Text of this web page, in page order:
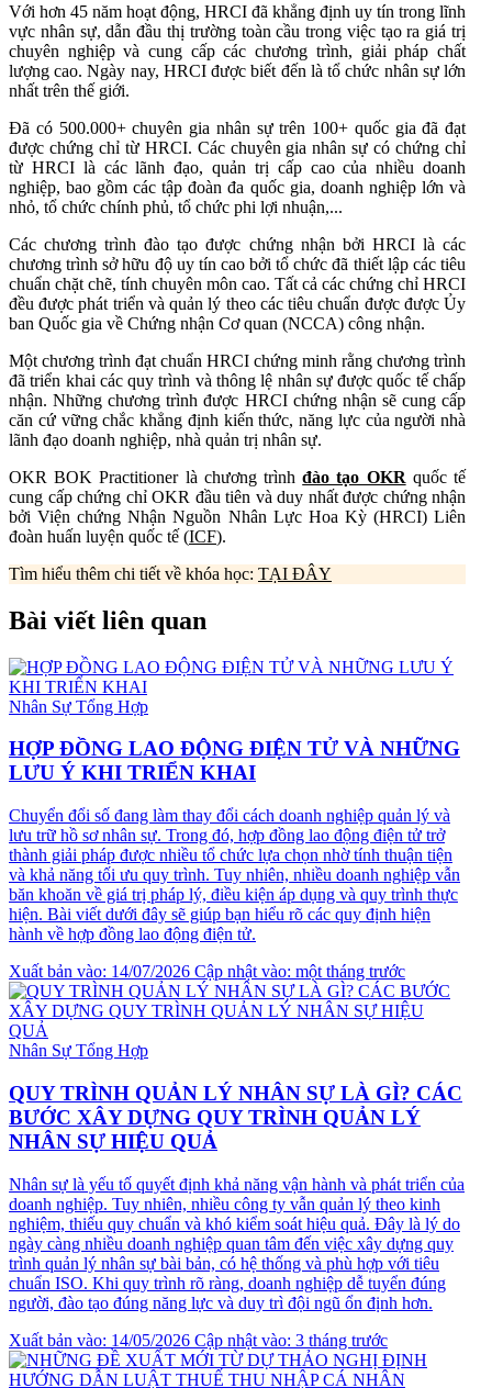
Với hơn 45 năm hoạt động, HRCI đã khẳng định uy tín trong lĩnh
vực nhân sự, dẫn đầu thị trường toàn cầu trong việc tạo ra giá trị
chuyên nghiệp và cung cấp các chương trình, giải pháp chất
lượng cao. Ngày nay, HRCI được biết đến là tổ chức nhân sự lớn
nhất trên thế giới.
Đã có 500.000+ chuyên gia nhân sự trên 100+ quốc gia đã đạt
được chứng chỉ từ HRCI. Các chuyên gia nhân sự có chứng chỉ
từ HRCI là các lãnh đạo, quản trị cấp cao của nhiều doanh
nghiệp, bao gồm các tập đoàn đa quốc gia, doanh nghiệp lớn và
nhỏ, tổ chức chính phủ, tổ chức phi lợi nhuận,...
Các chương trình đào tạo được chứng nhận bởi HRCI là các
chương trình sở hữu độ uy tín cao bởi tổ chức đã thiết lập các tiêu
chuẩn chặt chẽ, tính chuyên môn cao. Tất cả các chứng chỉ HRCI
đều được phát triển và quản lý theo các tiêu chuẩn được được Ủy
ban Quốc gia về Chứng nhận Cơ quan (NCCA) công nhận.
Một chương trình đạt chuẩn HRCI chứng minh rằng chương trình
đã triển khai các quy trình và thông lệ nhân sự được quốc tế chấp
nhận. Những chương trình được HRCI chứng nhận sẽ cung cấp
căn cứ vững chắc khẳng định kiến thức, năng lực của người nhà
lãnh đạo doanh nghiệp, nhà quản trị nhân sự.
OKR BOK Practitioner là chương trìnhđào tạo OKR quốc tế
cung cấp chứng chỉ OKR đầu tiên và duy nhất được chứng nhận
bởi Viện chứng Nhận Nguồn Nhân Lực Hoa Kỳ (HRCI) Liên
đoàn huấn luyện quốc tế (ICF).
Tìm hiểu thêm chi tiết về khóa học: TẠI ĐÂY
Bài viết liên quan
Nhân Sự Tổng Hợp
HỢP ĐỒNG LAO ĐỘNG ĐIỆN TỬ VÀ NHỮNG
LƯU Ý KHI TRIỂN KHAI
Chuyển đổi số đang làm thay đổi cách doanh nghiệp quản lý và
lưu trữ hồ sơ nhân sự. Trong đó, hợp đồng lao động điện tử trở
thành giải pháp được nhiều tổ chức lựa chọn nhờ tính thuận tiện
và khả năng tối ưu quy trình. Tuy nhiên, nhiều doanh nghiệp vẫn
băn khoăn về giá trị pháp lý, điều kiện áp dụng và quy trình thực
hiện. Bài viết dưới đây sẽ giúp bạn hiểu rõ các quy định hiện
hành về hợp đồng lao động điện tử.
Xuất bản vào: 14/07/2026 Cập nhật vào: một tháng trước
Nhân Sự Tổng Hợp
QUY TRÌNH QUẢN LÝ NHÂN SỰ LÀ GÌ? CÁC
BƯỚC XÂY DỰNG QUY TRÌNH QUẢN LÝ
NHÂN SỰ HIỆU QUẢ
Nhân sự là yếu tố quyết định khả năng vận hành và phát triển của
doanh nghiệp. Tuy nhiên, nhiều công ty vẫn quản lý theo kinh
nghiệm, thiếu quy chuẩn và khó kiểm soát hiệu quả. Đây là lý do
ngày càng nhiều doanh nghiệp quan tâm đến việc xây dựng quy
trình quản lý nhân sự bài bản, có hệ thống và phù hợp với tiêu
chuẩn ISO. Khi quy trình rõ ràng, doanh nghiệp dễ tuyển đúng
người, đào tạo đúng năng lực và duy trì đội ngũ ổn định hơn.
Xuất bản vào: 14/05/2026 Cập nhật vào: 3 tháng trước